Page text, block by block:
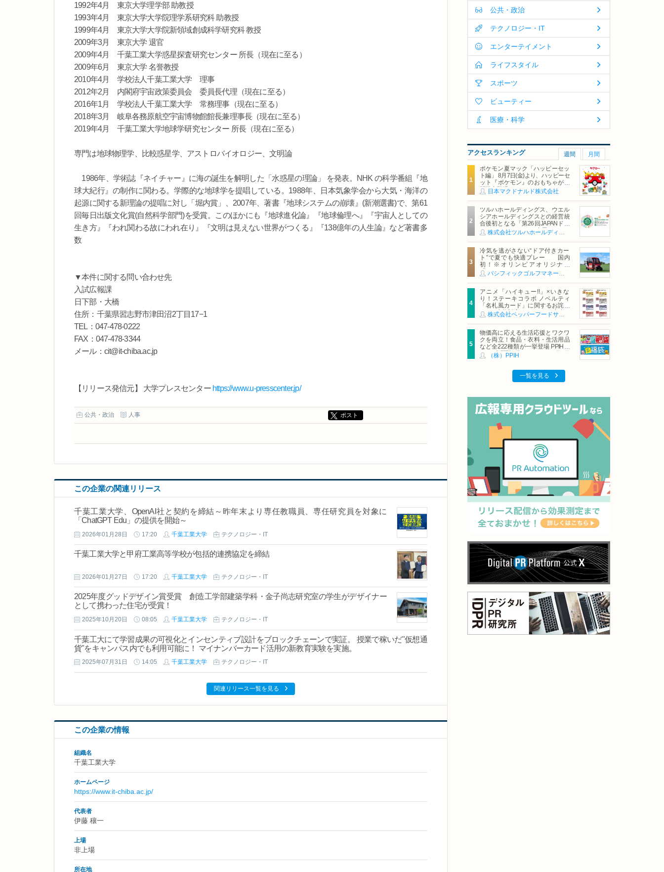
1992年4月 東京大学理学部 助教授
1993年4月 東京大学大学院理学系研究科 助教授
1999年4月 東京大学大学院新領域創成科学研究科 教授
2009年3月 東京大学 退官
2009年4月 千葉工業大学惑星探査研究センター 所長（現在に至る）
2009年6月 東京大学 名誉教授
2010年4月 学校法人千葉工業大学 理事
2012年2月 内閣府宇宙政策委員会 委員長代理（現在に至る）
2016年1月 学校法人千葉工業大学 常務理事（現在に至る）
2018年3月 岐阜各務原航空宇宙博物館館長兼理事長（現在に至る）
2019年4月 千葉工業大学地球学研究センター 所長（現在に至る）
専門は地球物理学、比較惑星学、アストロバイオロジー、文明論
1986年、学術誌『ネイチャー』に海の誕生を解明した「水惑星の理論」 を発表。NHK の科学番組『地
球大紀行』の制作に関わる。学際的な地球学を提唱している。1988年、日本気象学会から大気・海洋の
起源に関する新理論の提唱に対し「堀内賞」、2007年、著書『地球システムの崩壊』(新潮選書)で、第61
回毎日出版文化賞(自然科学部門)を受賞。このほかにも『地球進化論』『地球倫理へ』『宇宙人としての
生き方』『われ関わる故にわれ在り』『文明は見えない世界がつくる』『138億年の人生論』など著書多
数
▼本件に関する問い合わせ先
入試広報課
日下部・大橋
住所：千葉県習志野市津田沼2丁目17−1
TEL：047-478-0222
FAX：047-478-3344
メール：cit@it-chiba.ac.jp
【リリース発信元】 大学プレスセンター https://www.u-presscenter.jp/
公共・政治 人事 ポスト
この企業の関連リリース
千葉工業大学、OpenAI社と契約を締結～昨年末より専任教職員、専任研究員を対象に
「ChatGPT Edu」の提供を開始～
2026年01月28日 17:20 千葉工業大学 テクノロジー・IT
千葉工業大学と甲府工業高等学校が包括的連携協定を締結
2026年01月27日 17:20 千葉工業大学 テクノロジー・IT
2025年度グッドデザイン賞受賞 創造工学部建築学科・金子尚志研究室の学生がデザイナー
として携わった住宅が受賞！
2025年10月20日 08:05 千葉工業大学 テクノロジー・IT
千葉工大にて学習成果の可視化とインセンティブ設計をブロックチェーンで実証。 授業で稼いだ"仮想通
貨"をキャンパス内でも利用可能に！ マイナンバーカード活用の新教育実験を実施。
2025年07月31日 14:05 千葉工業大学 テクノロジー・IT
関連リリース一覧を見る
この企業の情報
組織名
千葉工業大学
ホームページ
https://www.it-chiba.ac.jp/
代表者
伊藤 穰一
上場
非上場
所在地
公共・政治
テクノロジー・IT
エンターテイメント
ライフスタイル
スポーツ
ビューティー
医療・科学
アクセスランキング 週間 月間
ポケモン夏マック「ハッピーセッ
ト編」 8月7日(金)より、ハッピーセ
ット『ポケモン』のおもちゃが期
間限定登場
日本マクドナルド株式会社
ツルハホールディングス、ウエル
シアホールディングスとの経営統
合後初となる「第26回JAPANドラ
ッグストアショー」に出展
冷気を逃がさない“ドア付きカー
ト”で夏でも快適プレー 国内
初！※オリンピアオリジナル
「AirCon Cart（エアコンカー
ト）」導入 | ＰＧＭ
アニメ「ハイキュー!!」×いきな
り！ステーキコラボ ノベルティ
「名札風カード」に関するお詫び
および交換対応についてのご案内
物価高に応える生活応援とワクワ
クを両立！食品・衣料・生活用品
など全222種類が一挙登場 PPIHグ
ループ「夏福袋」＆セール 8月6日
(木)より順次スタート
（株）PPIH
一覧を見る